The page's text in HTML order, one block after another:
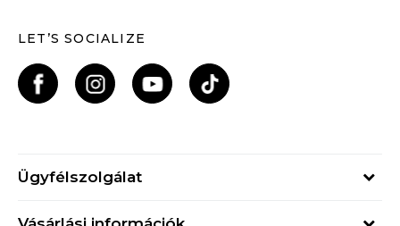
LET’S SOCIALIZE
Ügyfélszolgálat